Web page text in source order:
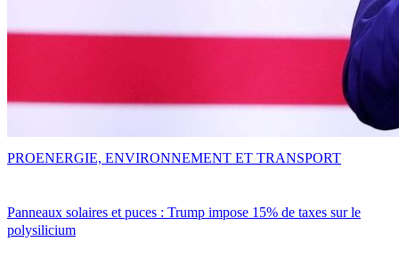
Panneaux solaires et puces : Trump impose 15% de taxes sur le
polysilicium
PROENERGIE, ENVIRONNEMENT ET TRANSPORT